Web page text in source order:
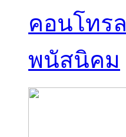
คอนโทรล
พนัสนิคม